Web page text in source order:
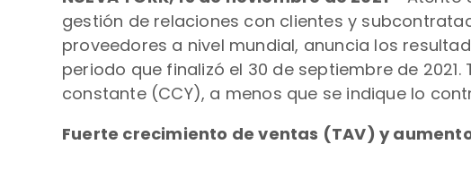
gestión de relaciones con clientes y
proveedores a nivel mundial, anuncia los
periodo que finalizó el 30 de septiembre de
constante (CCY), a menos que se indique lo
Fuerte crecimiento de ventas (TAV) y